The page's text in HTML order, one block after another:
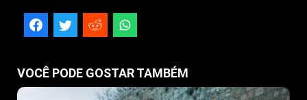
VOCÊ PODE GOSTAR TAMBÉM